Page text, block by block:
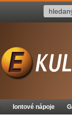
Iontové nápoje